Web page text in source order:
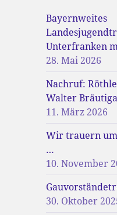
Bayernweites
Unterfranken
28. Mai 2026
Nachruf:
Walter
11. März 2026
Wir trauern
…
10. November
30. Oktober